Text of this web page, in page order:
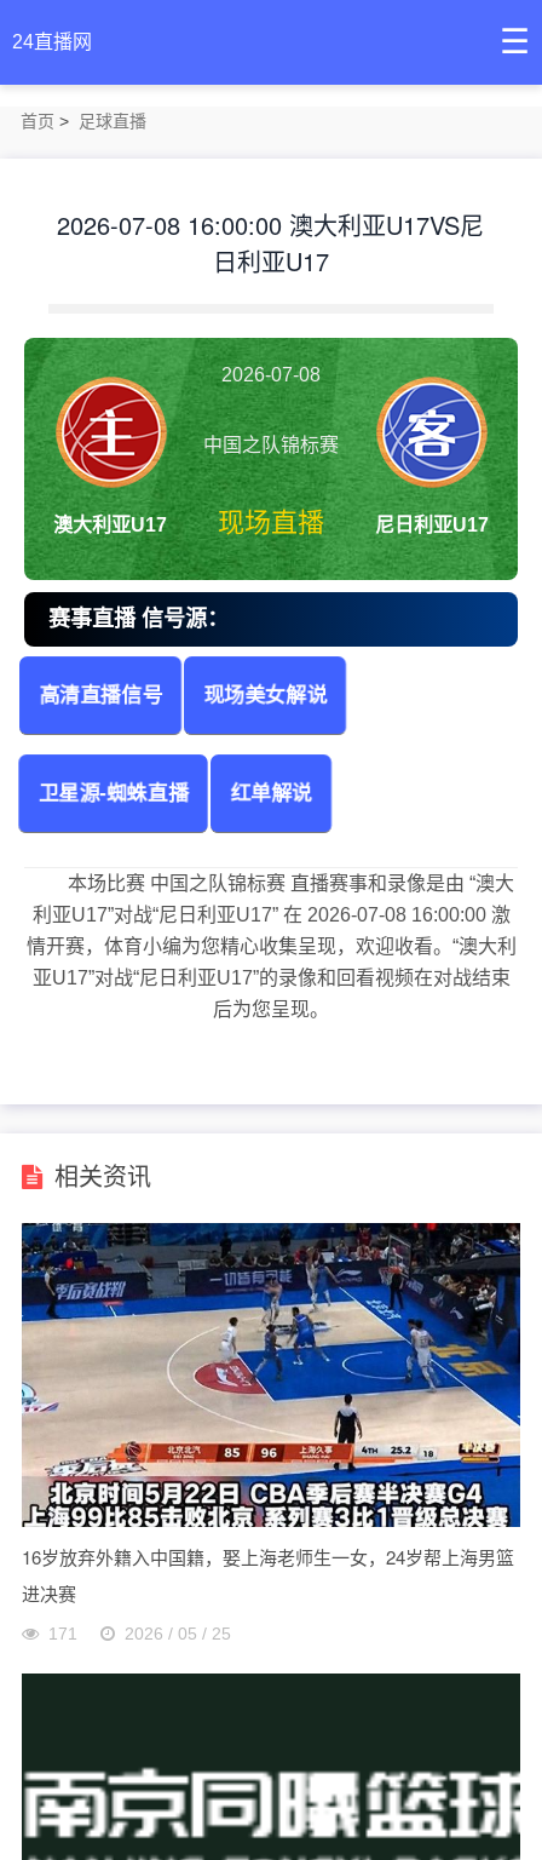
24直播网 ☰
首页 > 足球直播
2026-07-08 16:00:00 澳大利亚U17VS尼
日利亚U17
澳大利亚U17
2026-07-08
16:00:00
中国之队锦标赛
现场直播 尼日利亚U17
澳大利亚U17vs尼日利亚U17 中国之队锦标赛
赛事直播 信号源：
高清直播信号 现场美女解说
卫星源-蜘蛛直播 红单解说
本场比赛 中国之队锦标赛 直播赛事和录像是由 “澳大
利亚U17”对战“尼日利亚U17” 在 2026-07-08 16:00:00 激
情开赛，体育小编为您精心收集呈现，欢迎收看。“澳大利
亚U17”对战“尼日利亚U17”的录像和回看视频在对战结束
后为您呈现。
相关资讯
16岁放弃外籍入中国籍，娶上海老师生一女，24岁帮上海男篮
进决赛
171 2026 / 05 / 25